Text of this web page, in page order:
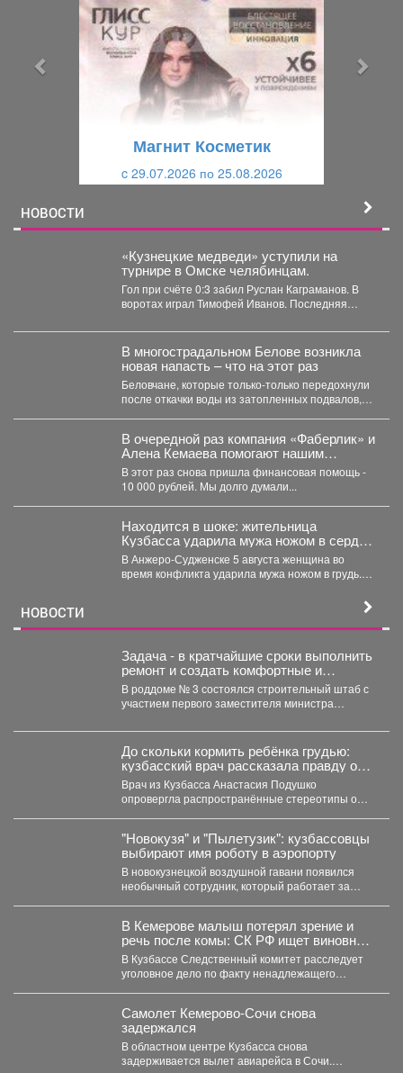
Магнит Косметик
c 29.07.2026 по 25.08.2026
НОВОСТИ
«Кузнецкие медведи» уступили на
турнире в Омске челябинцам.
Гол при счёте 0:3 забил Руслан Каграманов. В
воротах играл Тимофей Иванов. Последняя
В многострадальном Белове возникла
новая напасть – что на этот раз
Беловчане, которые только-только передохнули
после откачки воды из затопленных подвалов,
В очередной раз компания «Фаберлик» и
Алена Кемаева помогают нашим
хвостикам!
В этот раз снова пришла финансовая помощь -
10 000 рублей. Мы долго думали...
Находится в шоке: жительница
Кузбасса ударила мужа ножом в сердце
- подробности
В Анжеро-Судженске 5 августа женщина во
время конфликта ударила мужа ножом в грудь.
НОВОСТИ
Задача - в кратчайшие сроки выполнить
ремонт и создать комфортные и
безопасные условия для будущих мам
и новорождённых.
В роддоме № 3 состоялся строительный штаб с
участием первого заместителя министра
До скольки кормить ребёнка грудью:
кузбасский врач рассказала правду о
лактации
Врач из Кузбасса Анастасия Подушко
опровергла распространённые стереотипы о
"Новокузя" и "Пылетузик": кузбассовцы
выбирают имя роботу в аэропорту
В новокузнецкой воздушной гавани появился
необычный сотрудник, который работает за
В Кемерове малыш потерял зрение и
речь после комы: СК РФ ищет виновных
в искалеченном детстве
В Кузбассе Следственный комитет расследует
уголовное дело по факту ненадлежащего
Самолет Кемерово-Сочи снова
задержался
В областном центре Кузбасса снова
задерживается вылет авиарейса в Сочи.